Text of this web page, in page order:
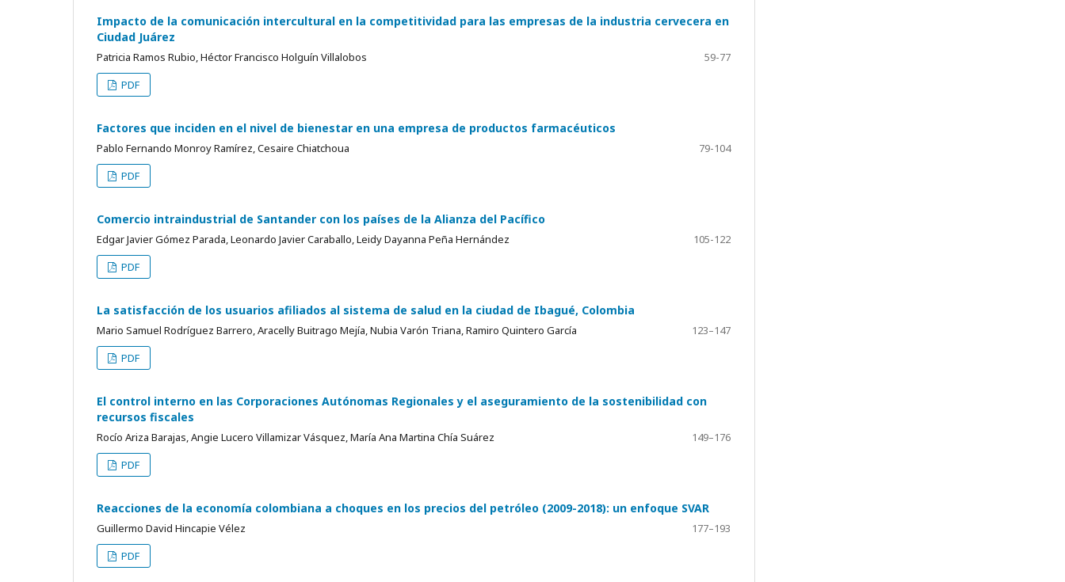
Impacto de la comunicación intercultural en la competitividad para las empresas de la industria cervecera en
Ciudad Juárez
Patricia Ramos Rubio, Héctor Francisco Holguín Villalobos
59-77
PDF
Factores que inciden en el nivel de bienestar en una empresa de productos farmacéuticos
Pablo Fernando Monroy Ramírez, Cesaire Chiatchoua
79-104
PDF
Comercio intraindustrial de Santander con los países de la Alianza del Pacífico
Edgar Javier Gómez Parada, Leonardo Javier Caraballo, Leidy Dayanna Peña Hernández
105-122
PDF
La satisfacción de los usuarios afiliados al sistema de salud en la ciudad de Ibagué, Colombia
Mario Samuel Rodríguez Barrero, Aracelly Buitrago Mejía, Nubia Varón Triana, Ramiro Quintero García
123–147
PDF
El control interno en las Corporaciones Autónomas Regionales y el aseguramiento de la sostenibilidad con
recursos fiscales
Rocío Ariza Barajas, Angie Lucero Villamizar Vásquez, María Ana Martina Chía Suárez
149–176
PDF
Reacciones de la economía colombiana a choques en los precios del petróleo (2009-2018): un enfoque SVAR
Guillermo David Hincapie Vélez
177–193
PDF